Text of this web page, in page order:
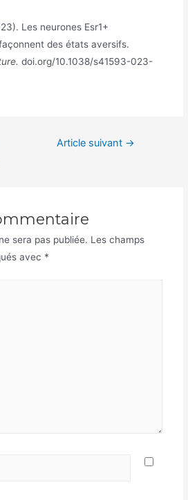
Les neurones Esr1+
des états aversifs.
doi.org/10.1038/s41593-023-
Article suivant →
sera pas publiée. Les champs
avec *